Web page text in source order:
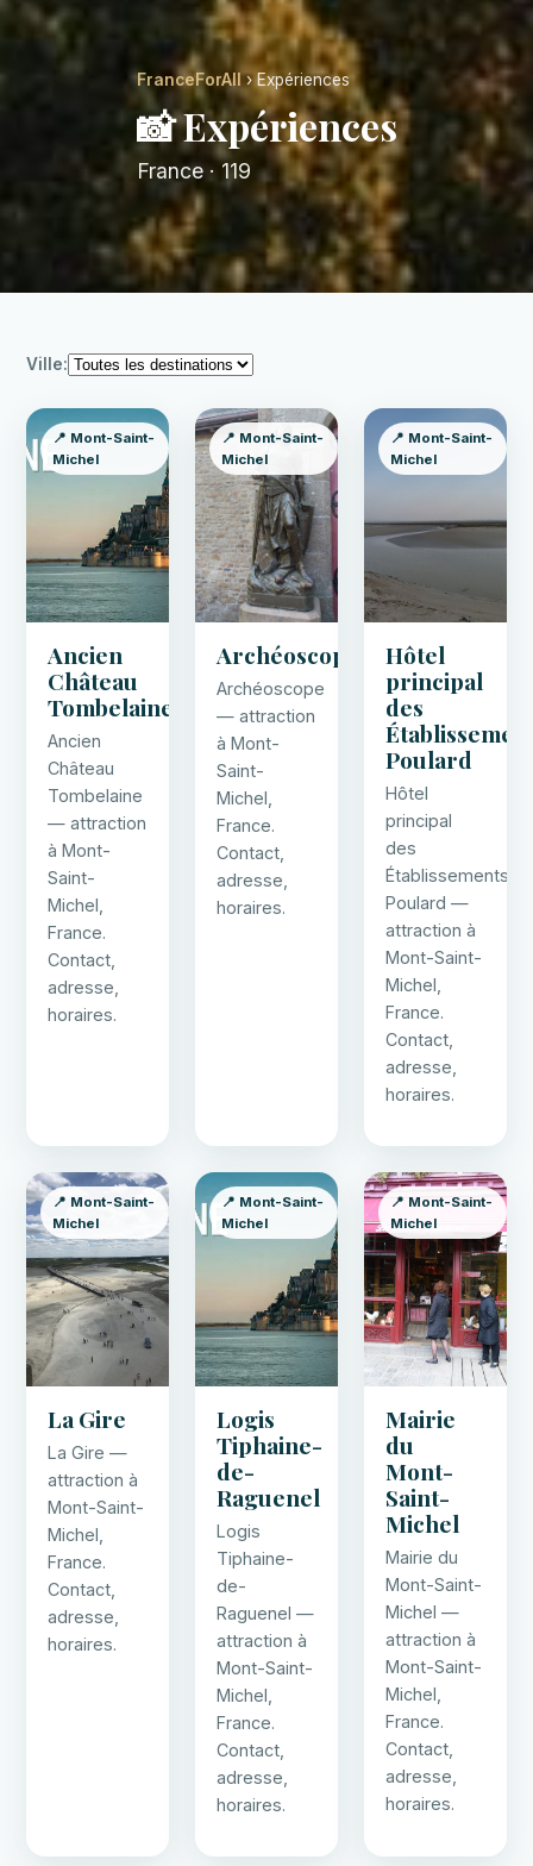
FranceForAll› Expériences
📸 Expériences
France · 119
Ville:
📍 Mont-Saint-
Michel
Ancien
Château
Tombelaine
Ancien
Château
Tombelaine
— attraction
à Mont-
Saint-
Michel,
France.
Contact,
adresse,
horaires.
📍 Mont-Saint-
Michel
Archéoscope
Archéoscope
— attraction
à Mont-
Saint-
Michel,
France.
Contact,
adresse,
horaires.
📍 Mont-Saint-
Michel
Hôtel
principal
des
Poulard
Hôtel
principal
des
Établissements
Poulard —
attraction à
Mont-Saint-
Michel,
France.
Contact,
adresse,
horaires.
📍 Mont-Saint-
Michel
La Gire
La Gire —
attraction à
Mont-Saint-
Michel,
France.
Contact,
adresse,
horaires.
📍 Mont-Saint-
Michel
Logis
Tiphaine-
de-
Raguenel
Logis
Tiphaine-
de-
Raguenel —
attraction à
Mont-Saint-
Michel,
France.
Contact,
adresse,
horaires.
📍 Mont-Saint-
Michel
Mairie
du
Mont-
Saint-
Michel
Mairie du
Mont-Saint-
Michel —
attraction à
Mont-Saint-
Michel,
France.
Contact,
adresse,
horaires.